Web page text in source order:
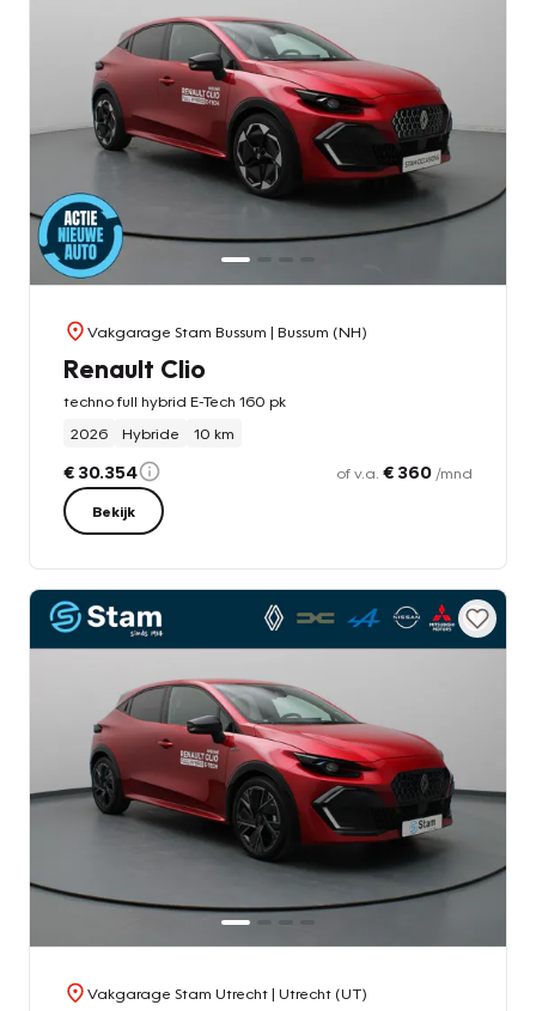
Vakgarage Stam Bussum | Bussum (NH)
Renault Clio
techno full hybrid E-Tech 160 pk
2026
Hybride 10 km
€ 30.354 of v.a. € 360 /mnd
Bekijk
Vakgarage Stam Utrecht| Utrecht (UT)